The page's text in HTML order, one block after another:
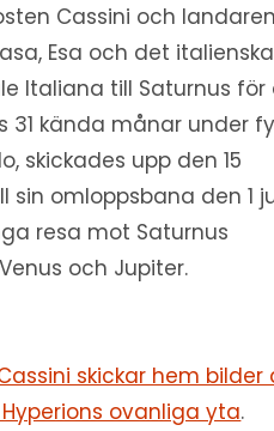
Cassini och
Esa och det italienska
Italiana till Saturnus
31 kända månar under
skickades upp den 15
sin omloppsbana den 1
resa mot Saturnus
och Jupiter.
skickar hem bilder
ovanliga yta.